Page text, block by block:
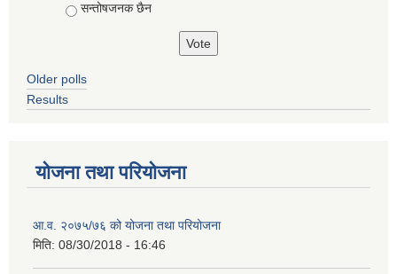
सन्तोषजनक छैन
Older polls
Results
योजना तथा परियोजना
आ.व. २०७५/७६ को योजना तथा परियोजना
मिति: 08/30/2018 - 16:46